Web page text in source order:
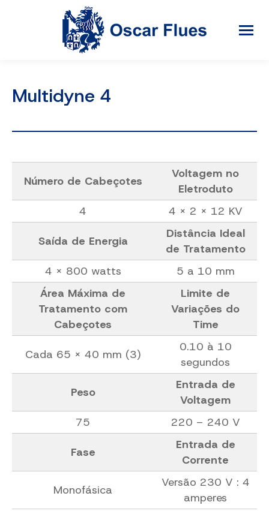
Multidyne 4
Número de Cabeçotes
Voltagem no
Eletroduto
4
4 x 2 x 12 KV
Saída de Energia
Distância Ideal
de Tratamento
4 x 800 watts
5 a 10 mm
Área Máxima de
Tratamento com
Cabeçotes
Limite de
Variações do
Time
Cada 65 x 40 mm (3)
0.10 à 10
segundos
Peso
Entrada de
Voltagem
75
220 – 240 V
Fase
Entrada de
Corrente
Monofásica
Versão 230 V : 4
amperes